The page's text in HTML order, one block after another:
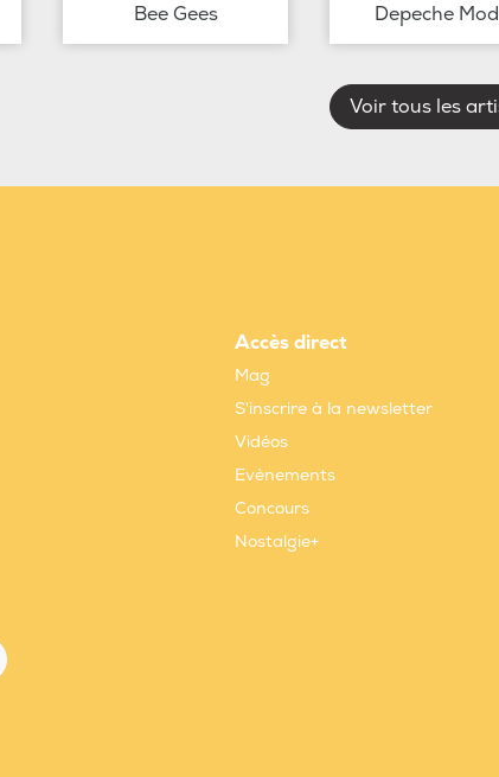
Bee Gees Depeche
Voir tous les
Accès direct
Mag
S'inscrire à la newsletter
Vidéos
Evènements
Concours
Nostalgie+